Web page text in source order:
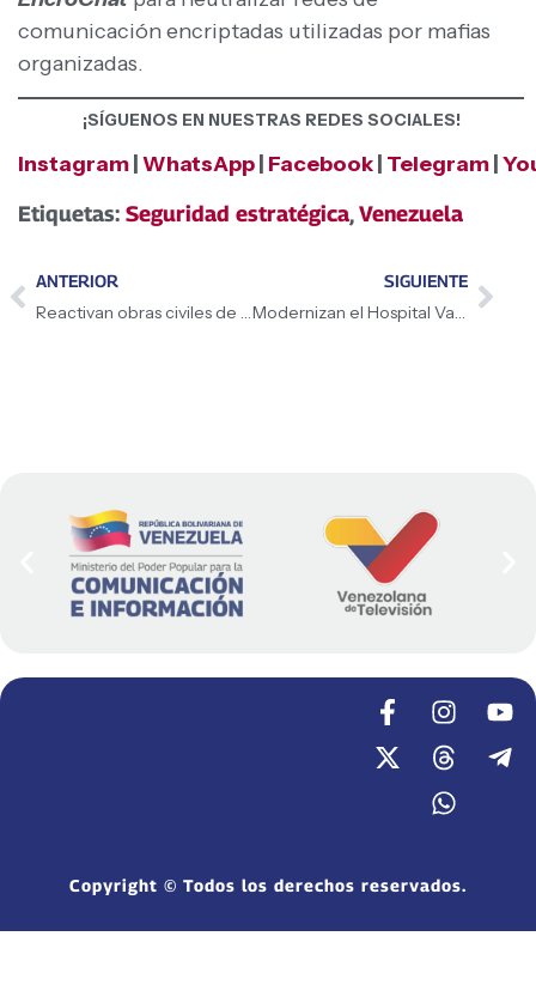
comunicación encriptadas utilizadas por mafias
organizadas.
¡SÍGUENOS EN NUESTRAS REDES SOCIALES!
Instagram WhatsApp Facebook Telegram
Etiquetas: Seguridad estratégica,Venezuela
ANTERIOR
Reactivan obras civiles de la Central Hidroeléctrica Tocoma
SIGUIENTE
Modernizan el Hospital Vargas y restauran la histórica iglesia de Altagracia en Caracas
Copyright © Todos los derechos reservados.